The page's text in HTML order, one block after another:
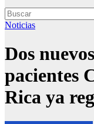
Noticias
Dos
pacientes
Rica ya